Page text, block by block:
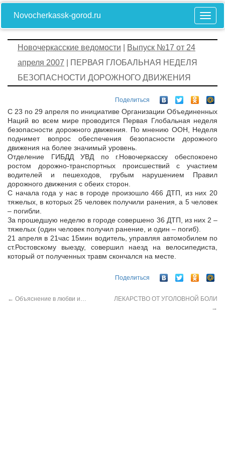
Novocherkassk-gorod.ru
Новочеркасские ведомости
Выпуск №17 от 24
апреля 2007 | ПЕРВАЯ ГЛОБАЛЬНАЯ НЕДЕЛЯ
БЕЗОПАСНОСТИ ДОРОЖНОГО ДВИЖЕНИЯ
Поделиться
С 23 по 29 апреля по инициативе Организации Объединенных
Наций во всем мире проводится Первая Глобальная неделя
безопасности дорожного движения. По мнению ООН, Неделя
поднимет вопрос обеспечения безопасности дорожного
движения на более значимый уровень.
Отделение ГИБДД УВД по г.Новочеркасску обеспокоено
ростом дорожно-транспортных происшествий с участием
водителей и пешеходов, грубым нарушением Правил
дорожного движения с обеих сторон.
С начала года у нас в городе произошло 466 ДТП, из них 20
тяжелых, в которых 25 человек получили ранения, а 5 человек
– погибли.
За прошедшую неделю в городе совершено 36 ДТП, из них 2 –
тяжелых (один человек получил ранение, и один – погиб).
21 апреля в 21час 15мин водитель, управляя автомобилем по
ст.Ростовскому выезду, совершил наезд на велосипедиста,
который от полученных травм скончался на месте.
Поделиться
← Объяснение в любви и…
ЛЕКАРСТВО ОТ УГОЛОВНОЙ БОЛИ
→